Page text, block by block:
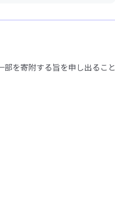
を寄附する旨を申し出ること